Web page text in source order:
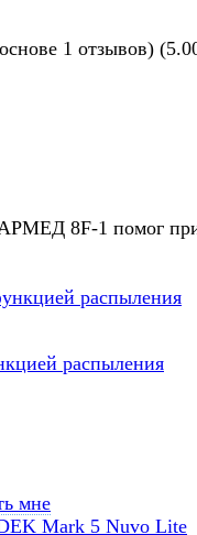
1 отзывов)
8F-1 помог
распыления
мне